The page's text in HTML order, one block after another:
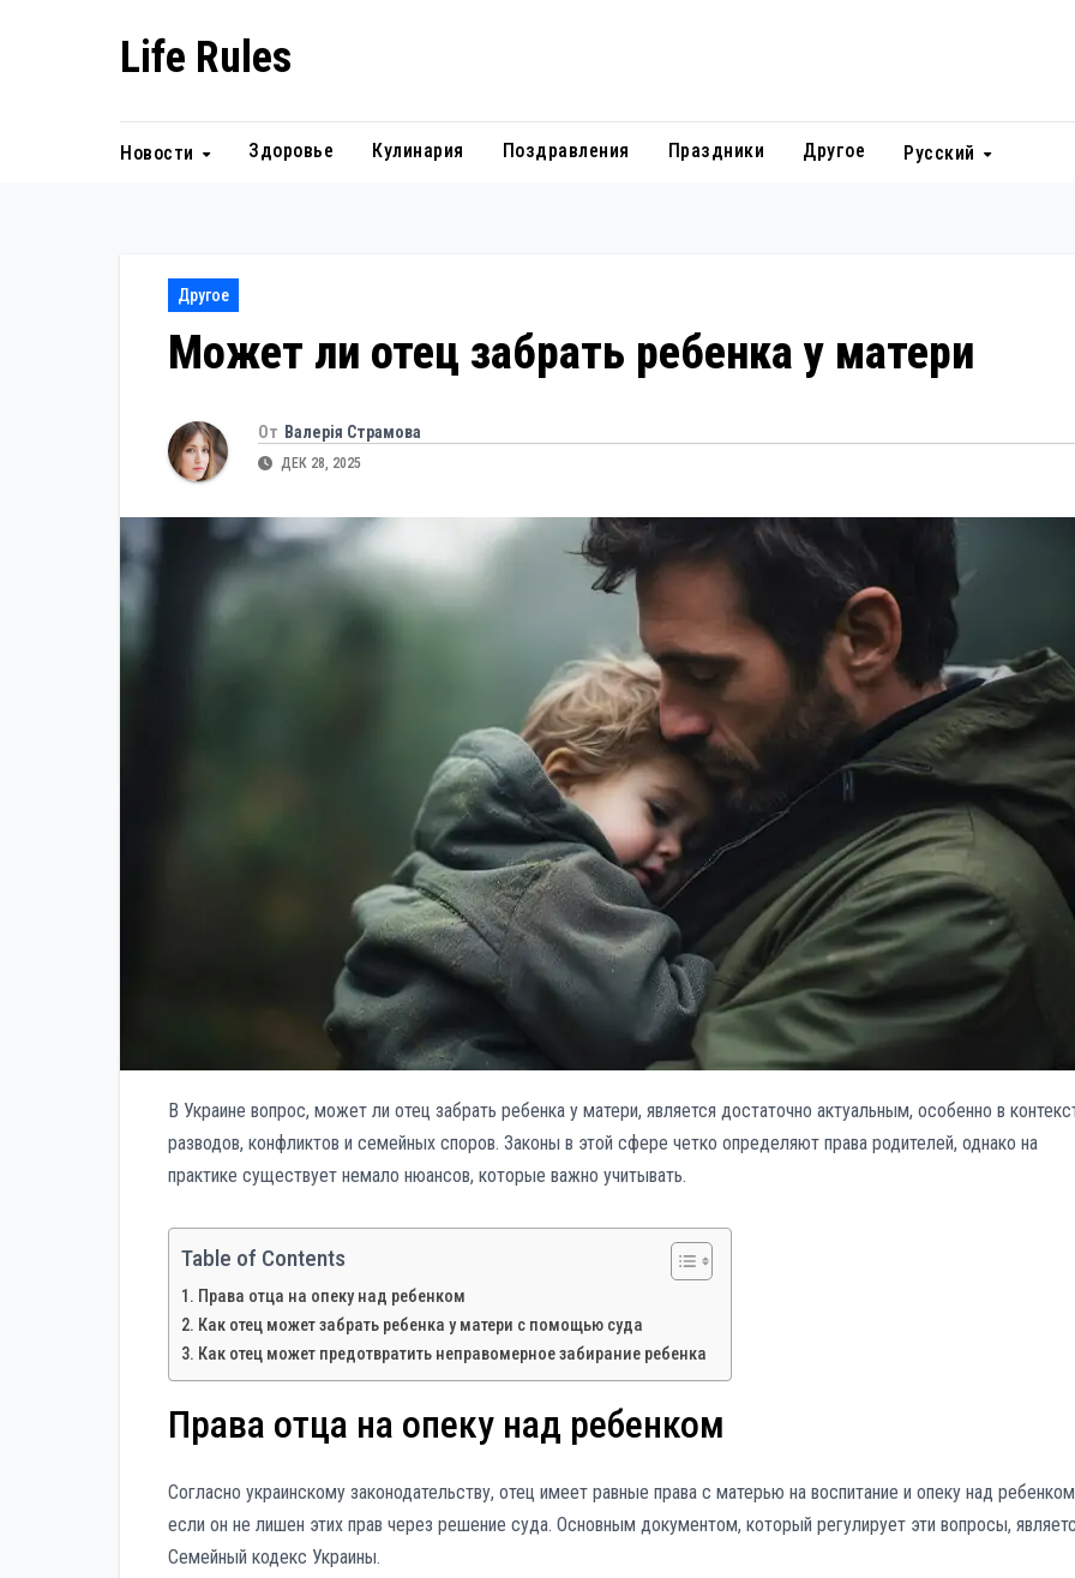
Life Rules
Новости Здоровье Кулинария Поздравления Праздники Другое Русский
Другое
Может ли отец забрать ребенка у матери
От Валерія Страмова
ДЕК 28, 2025
В Украине вопрос, может ли отец забрать ребенка у матери, является достаточно актуальным, особенно в
разводов, конфликтов и семейных споров. Законы в этой сфере четко определяют права родителей, однако на
практике существует немало нюансов, которые важно учитывать.
Table of Contents
Права отца на опеку над ребенком
Как отец может забрать ребенка у матери с помощью суда
Как отец может предотвратить неправомерное забирание ребенка
Права отца на опеку над ребенком
Согласно украинскому законодательству, отец имеет равные права с матерью на воспитание и опеку над
если он не лишен этих прав через решение суда. Основным документом, который регулирует эти вопросы,
Семейный кодекс Украины.